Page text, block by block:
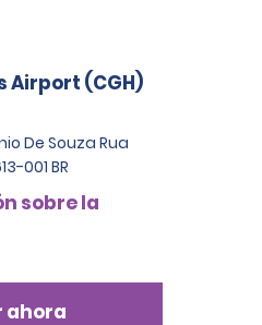
Airport (CGH)
De Souza Rua
001 BR
sobre la
ahora